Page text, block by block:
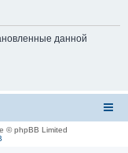
данной
© phpBB Limited